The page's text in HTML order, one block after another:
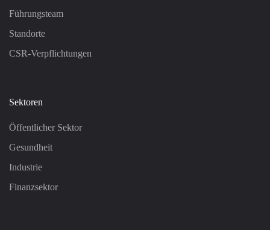
Führungsteam
Standorte
CSR-Verpflichtungen
Sektoren
Öffentlicher Sektor
Gesundheit
Industrie
Finanzsektor